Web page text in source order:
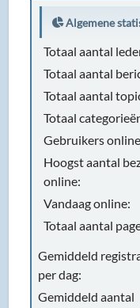
Algemene
Totaal aantal
Totaal aantal
Totaal aantal
Totaal
Gebruikers
Hoogst aantal
online:
Vandaag online:
Totaal aantal
Gemiddeld
per dag:
Gemiddeld aantal